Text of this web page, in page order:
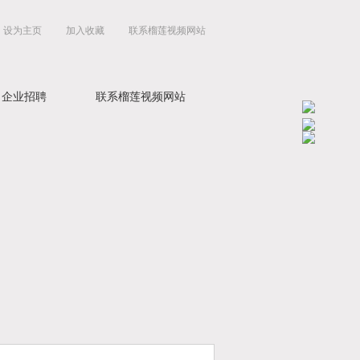
设为主页 加入收藏 联系榴莲视频网站
企业招聘 联系榴莲视频网站